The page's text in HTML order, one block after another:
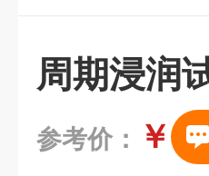
周期浸润
参考价： ￥